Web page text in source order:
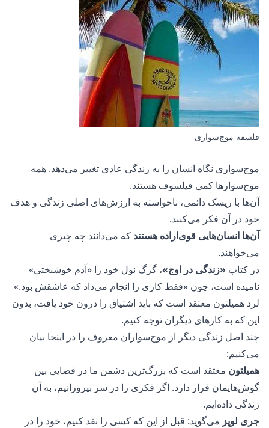
فلسفه موج‌سواری
موج‌سواری نگاه انسان را به زندگی عادی تغییر می‌دهد. همه
موج‌سوارها کمی فیلسوف هستند.
آن‌ها با ریسک دائمی، ناخواسته به ارزش‌های اصلی زندگی و هدف
خود در آن فکر می‌کنند.
آن‌ها انسان‌هایی قوی‌اراده هستند که می‌دانند چه چیزی
می‌خواهند.
در کتاب «زندگی در اوج»، گرگ نول خود را «آدم خوشبختی»
نامیده است، چون «فقط کاری را انجام می‌داد که عاشقش بود.»
لرد همیلتون معتقد است که باید اشتیاق را درون خود یافت، بدون
این که به کارهای دیگران توجه کنیم.
چند اصل زندگی دیگر از موج‌سواران معروف را در اینجا بیان
می‌کنیم:
همیلتون معتقد است که بزرگ‌ترین دشمن ما در فضایی بین
گوش‌هایمان قرار دارد. اگر فکری را در سر بپرورانیم، به آن
زندگی داده‌ایم.
جری لوپز می‌گوید: قبل از این که کسی را نقد کنیم، خود را در